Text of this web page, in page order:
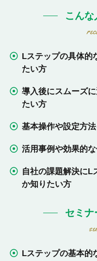
こん
Lステップの具体的
たい方
導入後にスムーズ
たい方
基本操作や設定方
活用事例や効果的
自社の課題解決にL
か知りたい方
セミナ
Lステップの基本的